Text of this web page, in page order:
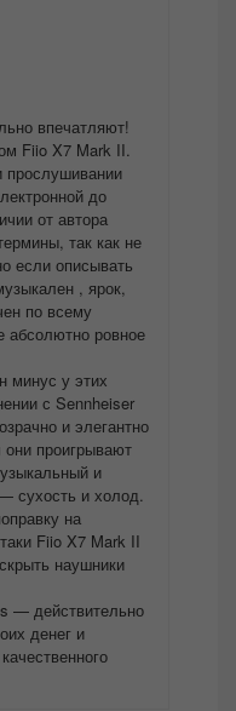
впечатляют!
Fiio X7 Mark II.
прослушивании
до
от автора
так как не
если описывать
, ярок,
по всему
абсолютно ровное
минус у этих
с Sennheiser
и элегантно
проигрывают
и
сухость и холод.
на
Fiio X7 Mark II
наушники
— действительно
денег и